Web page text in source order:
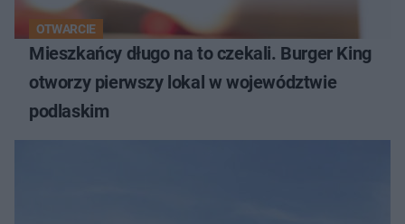
OTWARCIE
Mieszkańcy długo na to czekali. Burger King
otworzy pierwszy lokal w województwie
podlaskim